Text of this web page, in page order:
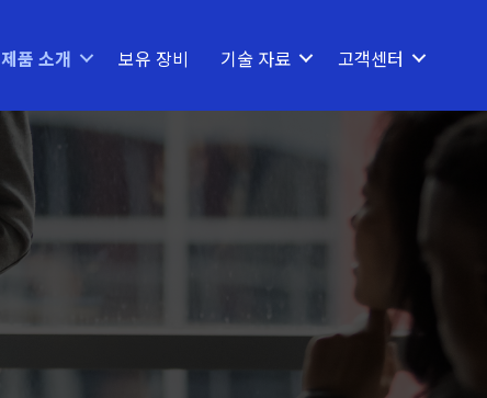
제품 소개 보유 장비 기술 자료 고객센터